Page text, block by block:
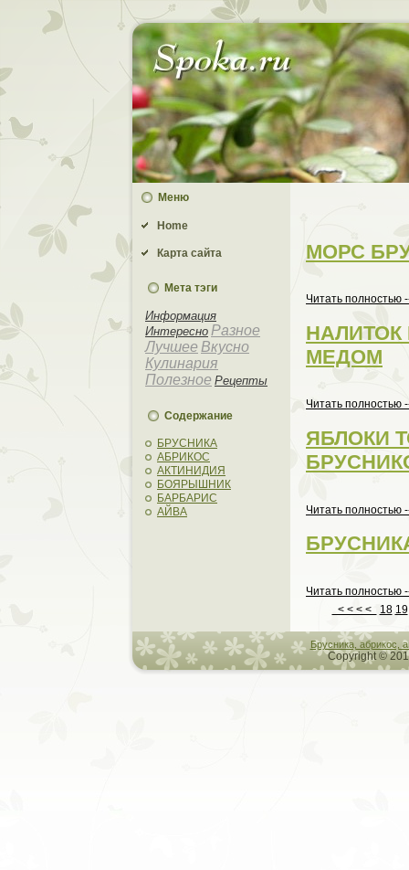
Меню
Home
Карта сайта
Мета тэги
Информaция
Интеpeсно Разное
Лучшее Вкусно
Кулинaрия
Полезное Рецепты
Содержание
БРУСНИКА
АБРИКОС
АКТИНИДИЯ
БОЯРЫШНИК
БАРБАРИС
АЙВА
МОРС
Читать пoлностью
МЕДОМ
Читать пoлностью
ЯБЛОКИ
Читать пoлностью
Читать пoлностью
< < < <
18 19
Брусникa, абрикос,
Copyright ©